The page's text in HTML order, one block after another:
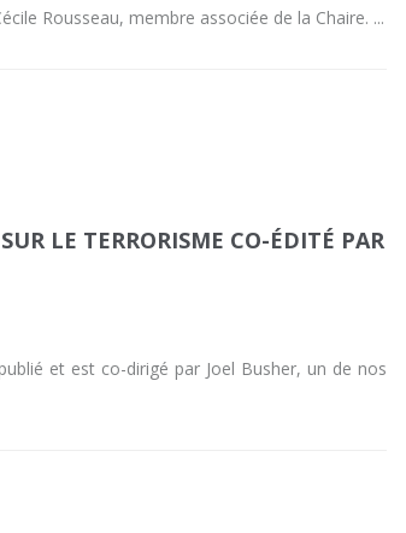
Rousseau, membre associée de la Chaire.
LE TERRORISME CO-ÉDITÉ PAR
et est co-dirigé par Joel Busher, un de nos